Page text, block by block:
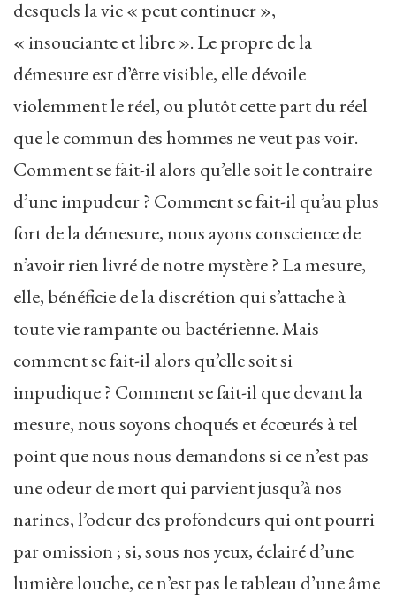
desquels la vie « peut continuer »,
« insouciante et libre ». Le propre de la
démesure est d’être visible, elle dévoile
violemment le réel, ou plutôt cette part du réel
que le commun des hommes ne veut pas voir.
Comment se fait-il alors qu’elle soit le contraire
d’une impudeur ? Comment se fait-il qu’au plus
fort de la démesure, nous ayons conscience de
n’avoir rien livré de notre mystère ? La mesure,
elle, bénéficie de la discrétion qui s’attache à
toute vie rampante ou bactérienne. Mais
comment se fait-il alors qu’elle soit si
impudique ? Comment se fait-il que devant la
mesure, nous soyons choqués et écœurés à tel
point que nous nous demandons si ce n’est pas
une odeur de mort qui parvient jusqu’à nos
narines, l’odeur des profondeurs qui ont pourri
par omission ; si, sous nos yeux, éclairé d’une
lumière louche, ce n’est pas le tableau d’une âme